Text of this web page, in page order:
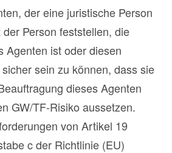
der eine juristische Person
Person feststellen, die
Agenten ist oder diesen
sein zu können, dass sie
dieses Agenten
GW/TF-Risiko aussetzen.
von Artikel 19
c der Richtlinie (EU)